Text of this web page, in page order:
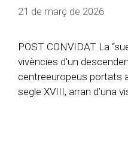
21 de març de 2026
POST CONVIDAT La
vivències d’un
centreeuropeus portats
segle XVIII, arran d’una